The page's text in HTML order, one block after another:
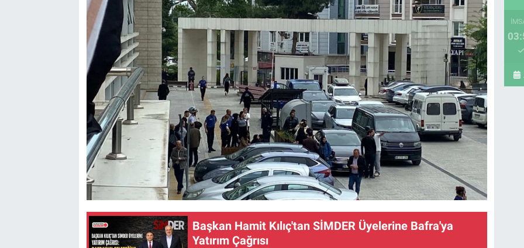
Başkan Hamit Kılıç'tan SİMDER Üyelerine Bafra'ya
Yatırım Çağrısı